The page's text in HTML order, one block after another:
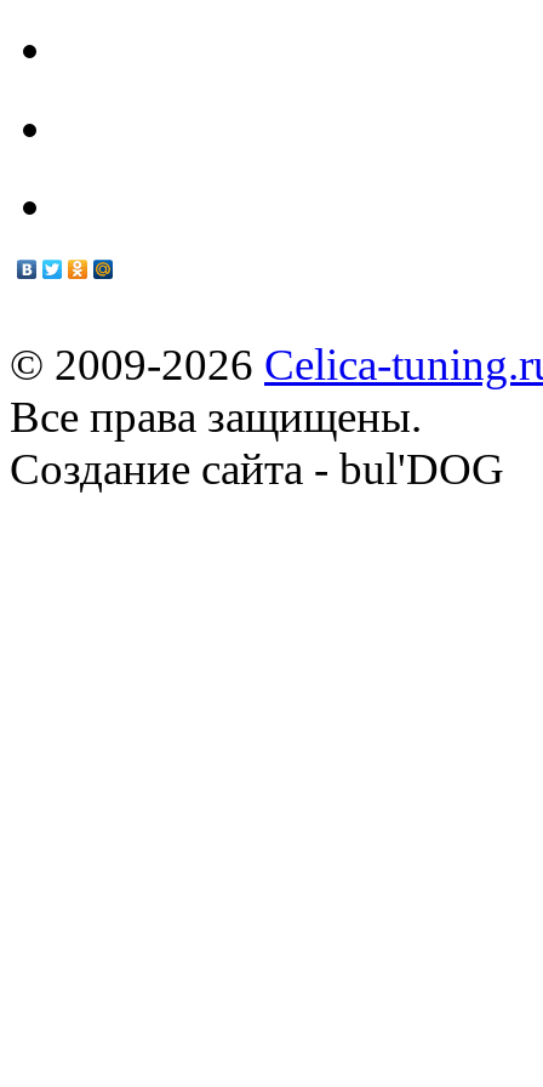
© 2009-2026 Celica-
Все права защищены.
Cоздание сайта - bul'DOG